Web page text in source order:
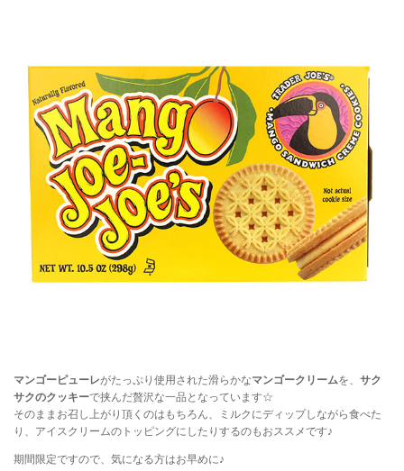
マンゴーピューレがたっぷり使用された滑らかなマンゴークリームを、 サク
サクのクッキーで挟んだ贅沢な一品となっています☆
そのままお召し上がり頂くのはもちろん、ミルクにディップしながら食べた
り、アイスクリームのトッピングにしたりするのもおススメです♪
期間限定ですので、気になる方はお早めに♪